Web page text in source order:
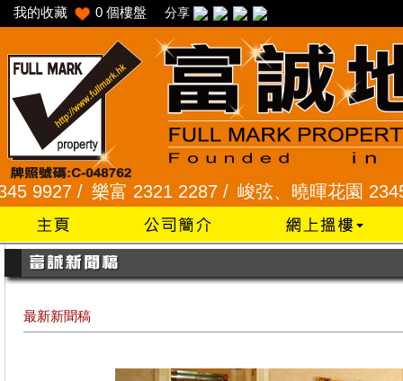
我的收藏 0 個樓盤 分享
/樂富 2321 2287 /峻弦、曉暉花園 2345 1286 /
最新新聞稿